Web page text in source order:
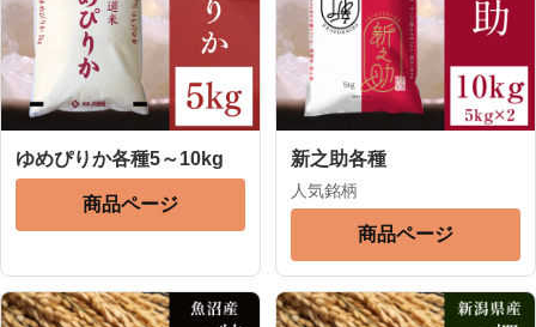
ゆめぴりか各種5～10kg
商品ページ
新之助各種
人気銘柄
商品ページ